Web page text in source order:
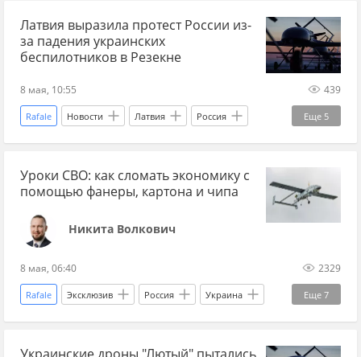
Мир без границ
Латвия выразила протест России из-
за падения украинских
беспилотников в Резекне
8 мая, 10:55 439
Еще 5
Rafale Новости Латвия Россия
Санкт-Петербург Украина.ру МИД
Вооруженные силы Украины F-16
Уроки СВО: как сломать экономику с
помощью фанеры, картона и чипа
Никита Волкович
8 мая, 06:40 2329
Еще 7
Rafale Эксклюзив Россия Украина
Латвия Минобороны ЕС
Вооруженные силы Украины Спецоперация
Украинские дроны "Лютый" пытались